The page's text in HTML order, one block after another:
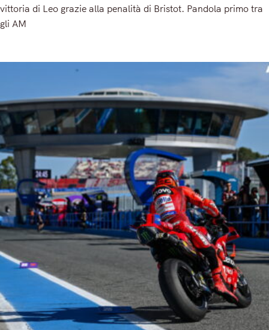
vittoria di Leo grazie alla penalità di Bristot. Pandola primo tra
gli AM